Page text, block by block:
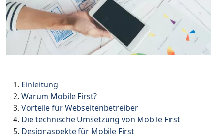
Einleitung
Warum Mobile First?
Vorteile für Webseitenbetreiber
Die technische Umsetzung von Mobile First
Designaspekte für Mobile First